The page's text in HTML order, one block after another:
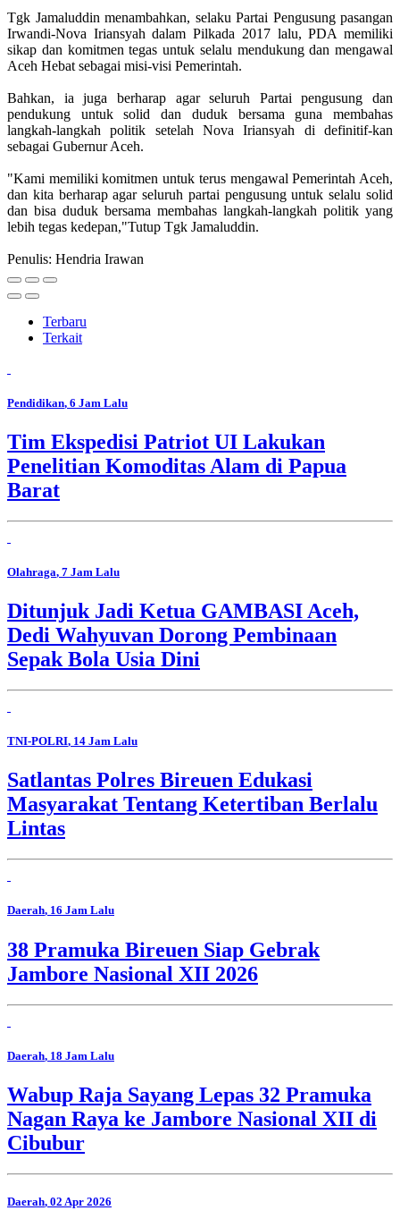
Tgk Jamaluddin menambahkan, selaku Partai Pengusung pasangan
Irwandi-Nova Iriansyah dalam Pilkada 2017 lalu, PDA memiliki
sikap dan komitmen tegas untuk selalu mendukung dan mengawal
Aceh Hebat sebagai misi-visi Pemerintah.
Bahkan, ia juga berharap agar seluruh Partai pengusung dan
pendukung untuk solid dan duduk bersama guna membahas
langkah-langkah politik setelah Nova Iriansyah di definitif-kan
sebagai Gubernur Aceh.
"Kami memiliki komitmen untuk terus mengawal Pemerintah Aceh,
dan kita berharap agar seluruh partai pengusung untuk selalu solid
dan bisa duduk bersama membahas langkah-langkah politik yang
lebih tegas kedepan,"Tutup Tgk Jamaluddin.
Penulis: Hendria Irawan
Terbaru
Terkait
Pendidikan, 6 Jam Lalu
Tim Ekspedisi Patriot UI Lakukan
Penelitian Komoditas Alam di Papua
Barat
Olahraga, 7 Jam Lalu
Ditunjuk Jadi Ketua GAMBASI Aceh,
Dedi Wahyuvan Dorong Pembinaan
Sepak Bola Usia Dini
TNI-POLRI, 14 Jam Lalu
Satlantas Polres Bireuen Edukasi
Masyarakat Tentang Ketertiban Berlalu
Lintas
Daerah, 16 Jam Lalu
38 Pramuka Bireuen Siap Gebrak
Jambore Nasional XII 2026
Daerah, 18 Jam Lalu
Wabup Raja Sayang Lepas 32 Pramuka
Nagan Raya ke Jambore Nasional XII di
Cibubur
Daerah, 02 Apr 2026